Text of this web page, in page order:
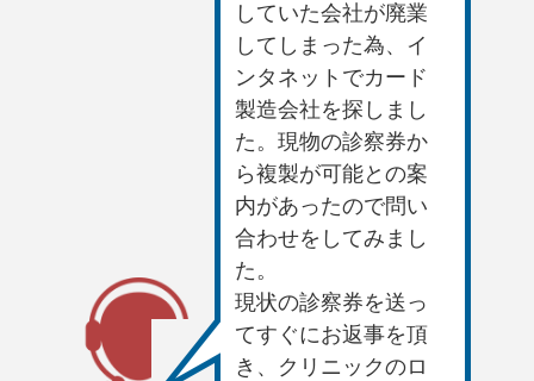
していた会社が廃業
してしまった為、イ
ンタネットでカード
製造会社を探しまし
た。現物の診察券か
ら複製が可能との案
内があったので問い
合わせをしてみまし
た。
現状の診察券を送っ
てすぐにお返事を頂
き、クリニックのロ